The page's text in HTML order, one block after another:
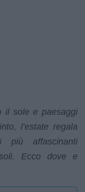
il sole e paesaggi
l’estate regala
più affascinanti
Ecco dove e